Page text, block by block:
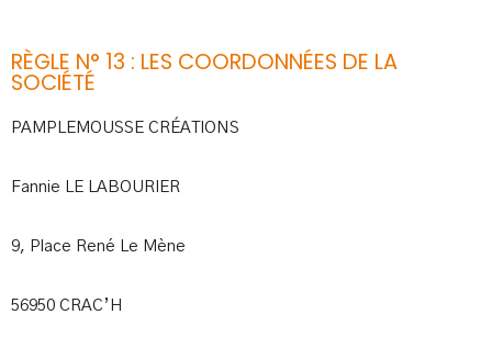
RÈGLE N° 13 : LES COORDONNÉES DE LA
SOCIÉTÉ
PAMPLEMOUSSE CRÉATIONS
Fannie LE LABOURIER
9, Place René Le Mène
56950 CRAC’H